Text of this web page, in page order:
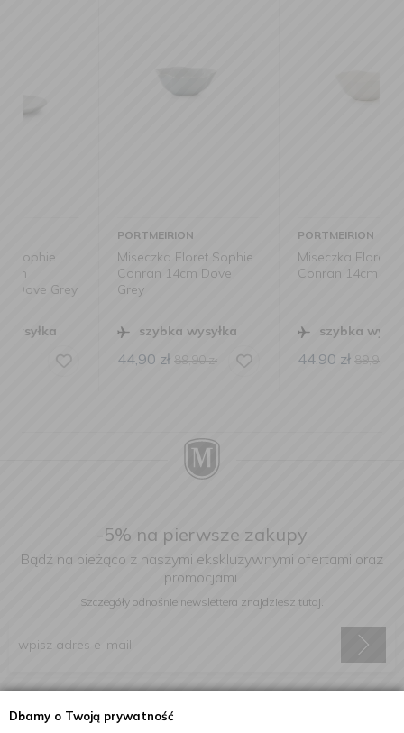
Dbamy o Twoją prywatność
PORTMEIRION
Miseczka Floret Sophie
Conran 14cm Dove
Grey
szybka wysyłka
44,90 89,90 zł
PORTMEIRION
Miseczka Floret Sophie
Conran 14cm Creamy
szybka wysyłka
44,90 89,90 zł
-5% na pierwsze zakupy
Bądź na bieżąco z naszymi ekskluzywnymi ofertami oraz
promocjami.
Szczegóły odnośnie newslettera znajdziesz tutaj.
elektroniczną na podany adres e-mail.